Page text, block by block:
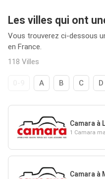
Les villes qui ont
Vous trouverez ci-dessous
en France.
118 Villes
A B C D
Camara à
1 Camara
Camara à